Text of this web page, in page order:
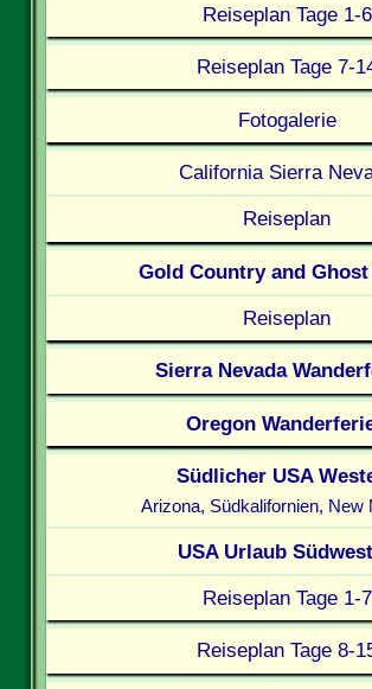
Reiseplan Tage 1-6
Reiseplan Tage 7-
Fotogalerie
California Sierra
Reiseplan
Gold Country and Ghost
Reiseplan
Sierra Nevada
Oregon
Südlicher USA
Arizona, Südkalifornien, New
USA Urlaub
Reiseplan Tage 1-7
Reiseplan Tage 8-